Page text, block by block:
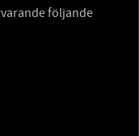
följande